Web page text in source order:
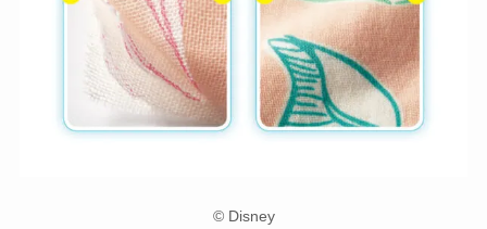
© Disney